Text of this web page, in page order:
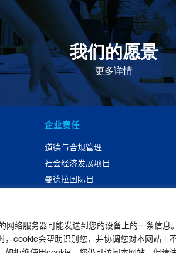
网络服务器可能发送到您的设备上的一条信
cookie会帮助识别您，并协调您对本网站上
我们的愿景
更多详情
作为一个负责任的企业公民，在全球提供优
及的药物，传递我们的价值。
企业责任
道德与合规管理
社会经济发展项目
曼德拉国际日
系我们|官网免责声明|版权声明 |隐私声明|
非经营性-粤网药信备字〔2026〕第
|
粤ICP备19080705号-2